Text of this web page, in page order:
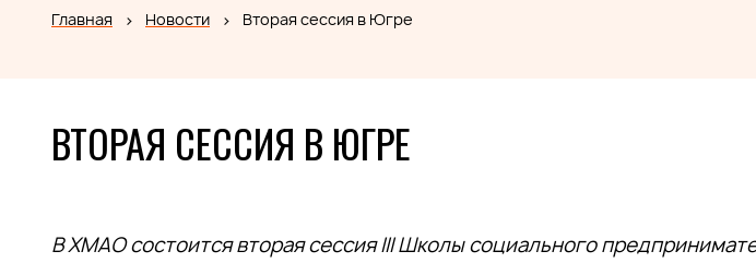
Главная Новости Вторая сессия в Югре
ВТОРАЯ СЕССИЯ В ЮГРЕ
В ХМАО состоится вторая сессия III Школы социального